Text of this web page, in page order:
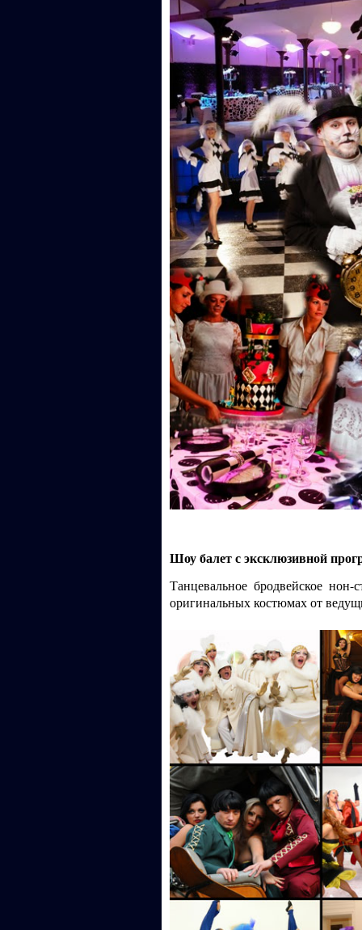
Шоу балет с эксклюзивной
Танцевальное бродвейское
оригинальных костюмах от